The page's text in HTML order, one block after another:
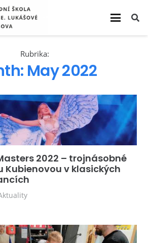
Rubrika:
May 2022
2022 – trojnásobné
Kubienovou v klasických